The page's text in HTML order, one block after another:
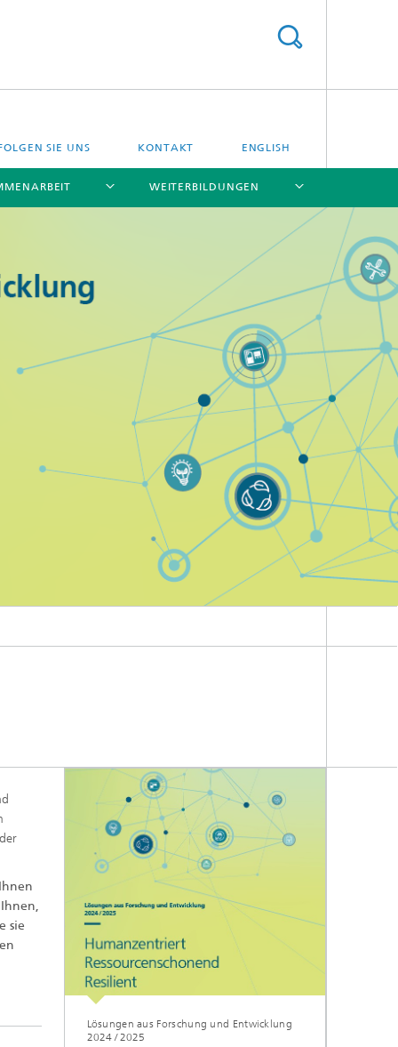
SIE UNS KONTAKT ENGLISH
WEITERBILDUNGEN
sie
Lösungen aus Forschung und Entwicklung
2024 / 2025